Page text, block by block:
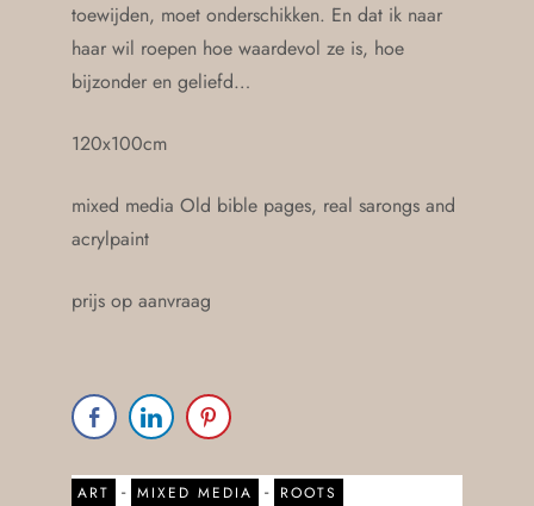
toewijden, moet onderschikken. En dat ik naar
haar wil roepen hoe waardevol ze is, hoe
bijzonder en geliefd…
120x100cm
mixed media Old bible pages, real sarongs and
acrylpaint
prijs op aanvraag
ART - MIXED MEDIA - ROOTS